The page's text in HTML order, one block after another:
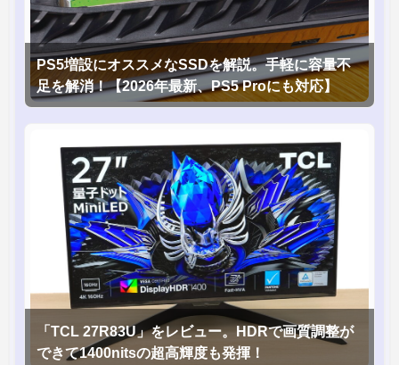
PS5増設にオススメなSSDを解説。手軽に容量不
足を解消！【2026年最新、PS5 Proにも対応】
「TCL 27R83U」をレビュー。HDRで画質調整が
できて1400nitsの超高輝度も発揮！